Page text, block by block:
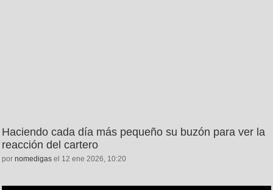
Haciendo cada día más pequeño su buzón para ver la
reacción del cartero
por nomedigas el 12 ene 2026, 10:20